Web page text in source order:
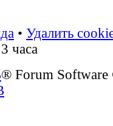
• Удалить
часа
® Forum